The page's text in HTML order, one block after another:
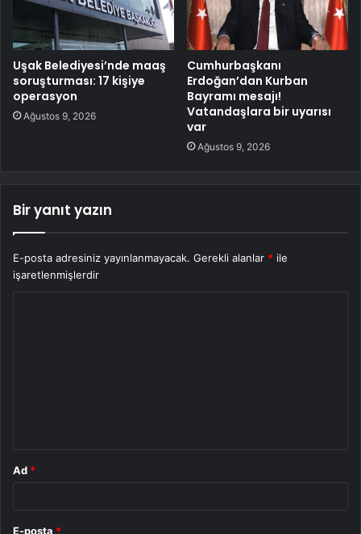
Uşak Belediyesi’nde maaş
soruşturması: 17 kişiye
operasyon
Ağustos 9, 2026
Cumhurbaşkanı
Erdoğan’dan Kurban
Bayramı mesajı!
Vatandaşlara bir uyarısı
var
Ağustos 9, 2026
Bir yanıt yazın
E-posta adresiniz yayınlanmayacak. Gerekli alanlar * ile
işaretlenmişlerdir
Ad *
E-posta *